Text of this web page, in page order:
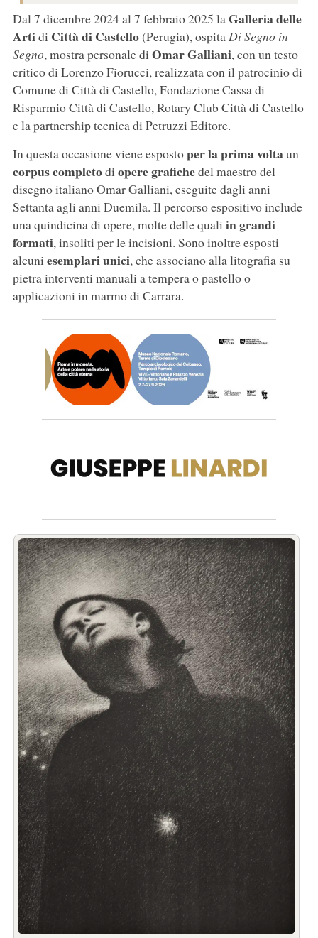
Dal 7 dicembre 2024 al 7 febbraio 2025 laGalleria delle
Artidi Città di Castello(Perugia), ospitaDi Segno in
Segno, mostra personale di Omar Galliani, con un testo
critico di Lorenzo Fiorucci, realizzata con il patrocinio di
Comune di Città di Castello, Fondazione Cassa di
Risparmio Città di Castello, Rotary Club Città di Castello
e la partnership tecnica di Petruzzi Editore.
In questa occasione viene espostoper la prima voltaun
corpus completodi opere grafichedel maestro del
disegno italiano Omar Galliani, eseguite dagli anni
Settanta agli anni Duemila. Il percorso espositivo include
una quindicina di opere, molte delle quali in grandi
formati, insoliti per le incisioni. Sono inoltre esposti
alcuni esemplari unici, che associano alla litografia su
pietra interventi manuali a tempera o pastello o
applicazioni in marmo di Carrara.